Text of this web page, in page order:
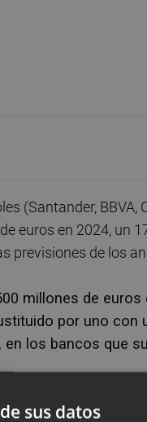
(Santander,
euros en 2024, un
previsiones de los
millones de euros
por uno con
los bancos que
sus datos